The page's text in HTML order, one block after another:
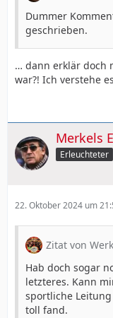
Dummer
geschrieben.
… dann erklär doch
war?! Ich verstehe
Merkels
Erleuchteter
22. Oktober 2024 um
Zitat von
Hab doch sogar
letzteres. Kann
sportliche
toll fand.